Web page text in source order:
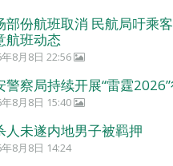
部份航班取消 民航局吁乘
航班动态
8月8日 22:56
警察局持续开展“雷霆
8月8日 15:40
人未遂内地男子被羁押
8月8日 14:24